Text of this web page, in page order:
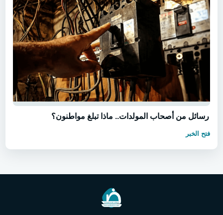
رسائل من أصحاب المولدات.. ماذا تبلغ مواطنون؟
فتح الخبر